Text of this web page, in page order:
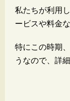
私たちが利用
ービスや料金
特にこの時期
うなので、詳